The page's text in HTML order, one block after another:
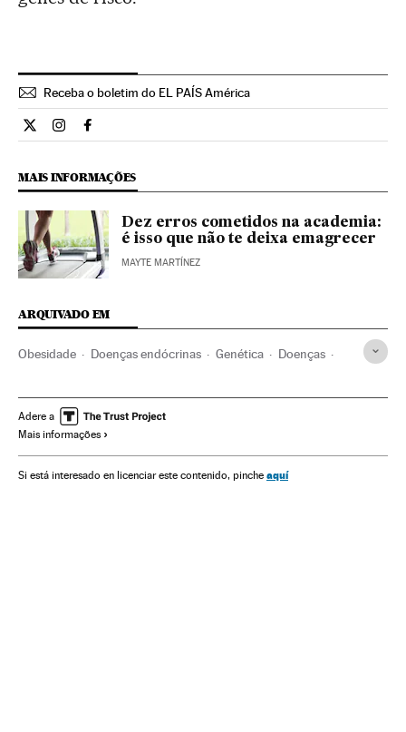
Receba o boletim do EL PAÍS América
Ciencia El País Brasil en Twitter
Ciencia El País Brasil en Instagram
Ciencia El País Brasil en Facebook
MAIS INFORMAÇÕES
Dez erros cometidos na academia:
é isso que não te deixa emagrecer
MAYTE MARTÍNEZ
ARQUIVADO EM
Obesidade Doenças endócrinas Genética Doenças
Adere a
Mais informações
Si está interesado en licenciar este contenido, pinche aquí